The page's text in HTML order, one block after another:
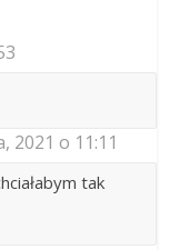
2021 o 11:11
tak